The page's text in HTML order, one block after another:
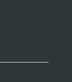
den
in